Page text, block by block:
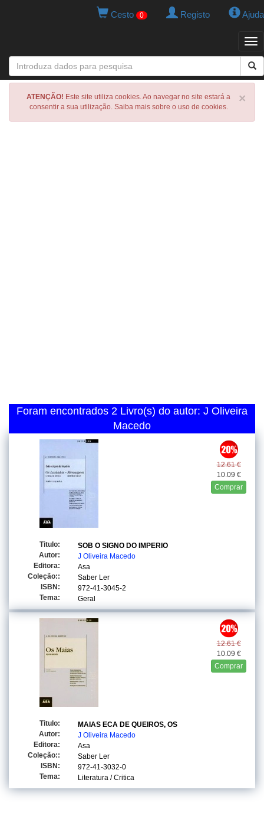
Cesto 0 Registo Ajuda
×
ATENÇÃO! Este site utiliza cookies. Ao navegar no site estará a
consentir a sua utilização. Saiba mais sobre o uso de cookies.
Foram encontrados 2 Livro(s) do autor: J Oliveira
Macedo
12.61 €
10.09 €
Comprar
Titulo:
SOB O SIGNO DO IMPERIO
Autor:
J Oliveira Macedo
Editora:
Asa
Coleção::
Saber Ler
ISBN:
972-41-3045-2
Tema:
Geral
12.61 €
10.09 €
Comprar
Titulo:
MAIAS ECA DE QUEIROS, OS
Autor:
J Oliveira Macedo
Editora:
Asa
Coleção::
Saber Ler
ISBN:
972-41-3032-0
Tema:
Literatura / Critica